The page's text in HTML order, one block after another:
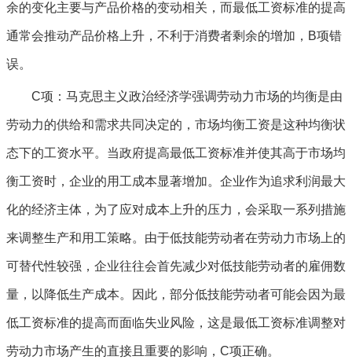
余的变化主要与产品价格的变动相关，而最低工资标准的提高
通常会推动产品价格上升，不利于消费者剩余的增加，B项错
误。
C项：马克思主义政治经济学强调劳动力市场的均衡是由
劳动力的供给和需求共同决定的，市场均衡工资是这种均衡状
态下的工资水平。当政府提高最低工资标准并使其高于市场均
衡工资时，企业的用工成本显著增加。企业作为追求利润最大
化的经济主体，为了应对成本上升的压力，会采取一系列措施
来调整生产和用工策略。由于低技能劳动者在劳动力市场上的
可替代性较强，企业往往会首先减少对低技能劳动者的雇佣数
量，以降低生产成本。因此，部分低技能劳动者可能会因为最
低工资标准的提高而面临失业风险，这是最低工资标准调整对
劳动力市场产生的直接且重要的影响，C项正确。